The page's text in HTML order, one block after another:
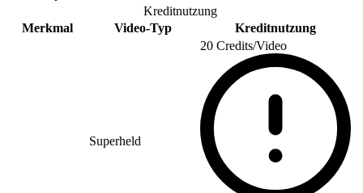
Kreditnutzung
Merkmal
Video-Typ Kreditnutzung
Superheld
20 Credits/Video